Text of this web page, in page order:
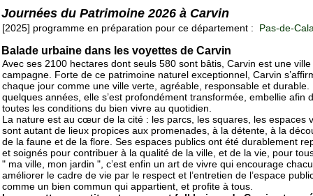
Journées du Patrimoine 2026 à Carvin
[2025] programme en préparation pour ce département : Pas-de-
Balade urbaine dans les voyettes de Carvin
Avec ses 2100 hectares dont seuls 580 sont bâtis, Carvin est une ville
campagne. Forte de ce patrimoine naturel exceptionnel, Carvin
chaque jour comme une ville verte, agréable, responsable et durable.
quelques années, elle s’est profondément transformée, embellie afin
toutes les conditions du bien vivre au quotidien.
La nature est au cœur de la cité : les parcs, les squares, les espaces
sont autant de lieux propices aux promenades, à la détente, à la
de la faune et de la flore. Ses espaces publics ont été durablement
et soignés pour contribuer à la qualité de la ville, et de la vie, pour
" ma ville, mon jardin ", c’est enfin un art de vivre qui encourage
améliorer le cadre de vie par le respect et l’entretien de l’espace
comme un bien commun qui appartient, et profite à tous.